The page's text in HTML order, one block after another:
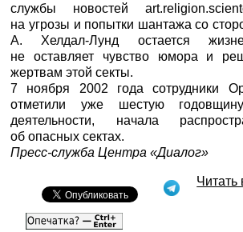
службы новостей
на угрозы и попытки шантажа со
А. Хелдал-Лунд остается
не оставляет чувство юмора и
жертвам этой секты.
7 ноября 2002 года сотрудники
отметили уже шестую
деятельности, начала
об опасных сектах.
Пресс-служба Центра «Диалог»
Читать